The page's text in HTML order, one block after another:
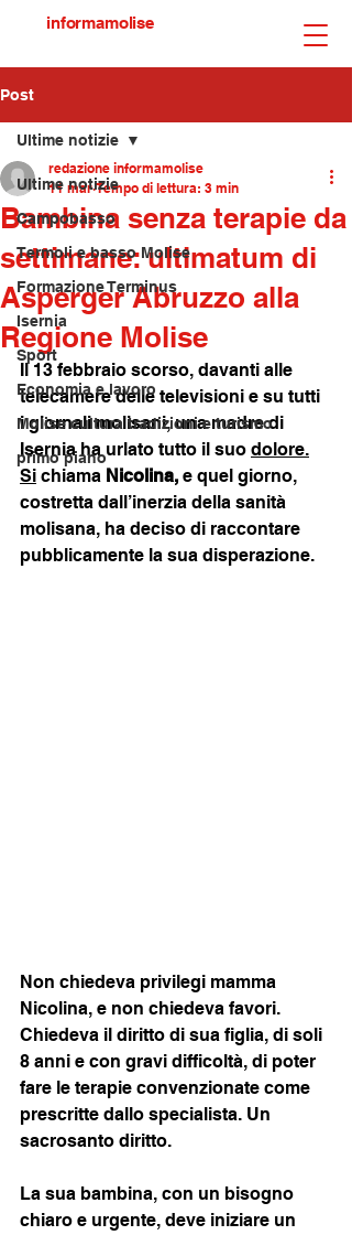
informamolise
Post
Ultime notizie
Campobasso
Termoli e basso Molise
Formazione Terminus
Isernia
Sport
Economia e lavoro
Molise cultura tradizioni e turismo
primo piano
Ultime notizie
Bambina senza terapie da
settimane: ultimatum di
Asperger Abruzzo alla
Regione Molise
redazione informamolise
11 mar Tempo di lettura: 3 min
Il 13 febbraio scorso, davanti alle
telecamere delle televisioni e su tutti
i giornali molisani, una madre di
Isernia ha urlato tutto il suo dolore.
Si chiama Nicolina, e quel giorno,
costretta dall’inerzia della sanità
molisana, ha deciso di raccontare
pubblicamente la sua disperazione.
Non chiedeva privilegi mamma
Nicolina, e non chiedeva favori.
Chiedeva il diritto di sua figlia, di soli
8 anni e con gravi difficoltà, di poter
fare le terapie convenzionate come
prescritte dallo specialista. Un
sacrosanto diritto.
La sua bambina, con un bisogno
chiaro e urgente, deve iniziare un